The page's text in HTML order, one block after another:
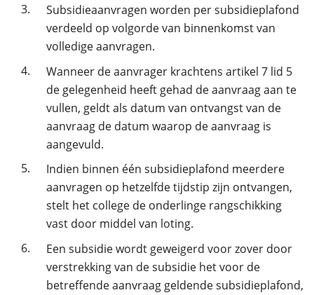
3.
Subsidieaanvragen worden per subsidieplafond
verdeeld op volgorde van binnenkomst van
volledige aanvragen.
4.
Wanneer de aanvrager krachtens artikel 7 lid 5
de gelegenheid heeft gehad de aanvraag aan te
vullen, geldt als datum van ontvangst van de
aanvraag de datum waarop de aanvraag is
aangevuld.
5.
Indien binnen één subsidieplafond meerdere
aanvragen op hetzelfde tijdstip zijn ontvangen,
stelt het college de onderlinge rangschikking
vast door middel van loting.
6.
Een subsidie wordt geweigerd voor zover door
verstrekking van de subsidie het voor de
betreffende aanvraag geldende subsidieplafond,